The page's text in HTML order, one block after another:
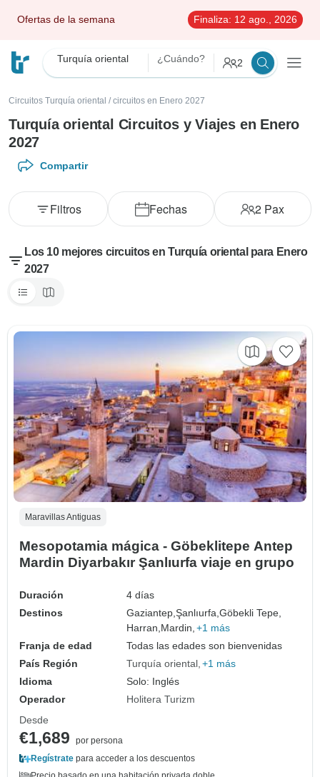
Ofertas de la semana Finaliza: 12 ago., 2026
Turquía oriental ¿Cuándo? 2
Circuitos Turquía oriental / circuitos en Enero 2027
Turquía oriental Circuitos y Viajes en Enero
2027
Compartir
Fechas 2 Pax
Filtros
Los 10 mejores circuitos en Turquía oriental para Enero
2027
Maravillas Antiguas
Mesopotamia mágica - Göbeklitepe Antep
Mardin Diyarbakır Şanlıurfa viaje en grupo
Duración
4 días
Destinos
Gaziantep,Şanlıurfa,Göbekli Tepe,
Harran, Mardin, +1 más
Franja de edad
Todas las edades son bienvenidas
País Región
Turquía oriental +1 más
Idioma
Solo: Inglés
Operador
Holitera Turizm
Desde
€1,689
por persona
Regístrate para acceder a los descuentos